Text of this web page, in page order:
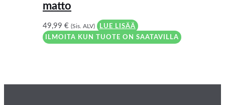
matto
49,99€ (Sis. ALV)
LUE LISÄÄ
ILMOITA KUN TUOTE ON SAATAVILLA